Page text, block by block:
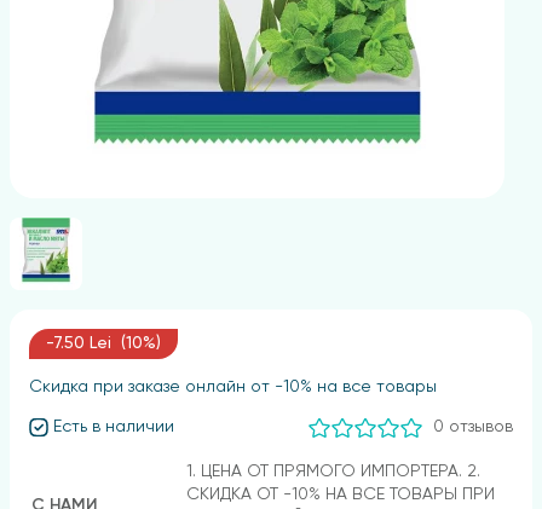
-7.50 Lei (10%)
Скидка при заказе онлайн от -10% на все товары
Есть в наличии 0 отзывов
С НАМИ
1. ЦЕНА ОТ ПРЯМОГО ИМПОРТЕРА. 2.
СКИДКА ОТ -10% НА ВСЕ ТОВАРЫ ПРИ